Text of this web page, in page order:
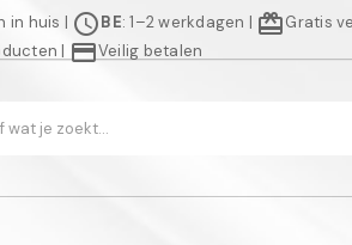
in huis | scheduleBE: 1–2 werkdagen | redeemGratis
| credit_cardVeilig betalen